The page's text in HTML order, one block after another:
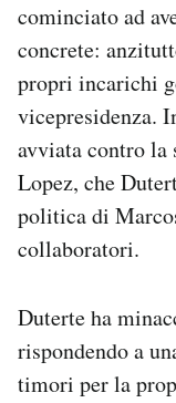
cominciato ad
concrete:
propri incarichi
vicepresidenza.
avviata contro la
Lopez, che
politica di
collaboratori.
Duterte ha
rispondendo a
timori per la